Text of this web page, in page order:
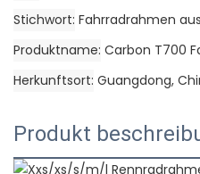
Stichwort Fahrradrahmen
Produktname Carbon T700
Herkunftsort Guangdong,
Produkt